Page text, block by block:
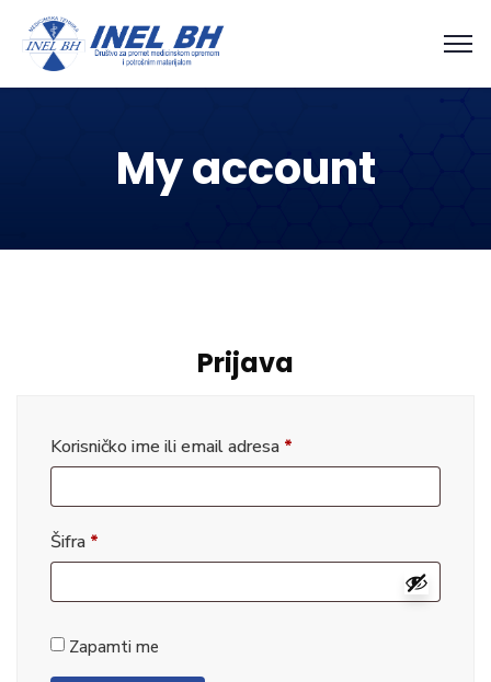
My account
Prijava
Korisničko ime ili email adresa *
Šifra *
Zapamti me